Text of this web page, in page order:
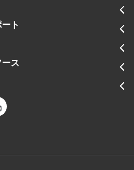
ト
ース